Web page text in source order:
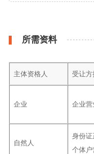
所需资料
主体资格人 受让
企业 企业营
自然人
身份证
个体户